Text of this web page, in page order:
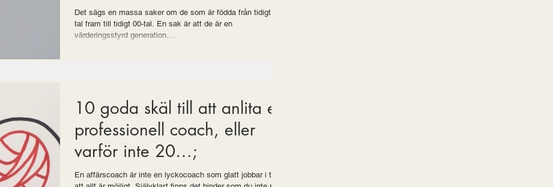
Det sägs en massa saker om de som är födda från tidigt 90-
tal fram till tidigt 00-tal. En sak är att de är en
värderingsstyrd generation....
10 goda skäl till att anlita en
professionell coach, eller
varför inte 20…;
En affärscoach är inte en lyckocoach som glatt jobbar i tron